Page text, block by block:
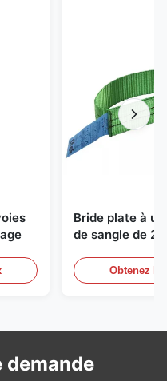
Bride plate à
de sangle de 2
Obtenez
demande